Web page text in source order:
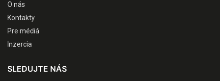
O nás
Kontakty
Pre médiá
Inzercia
SLEDUJTE NÁS